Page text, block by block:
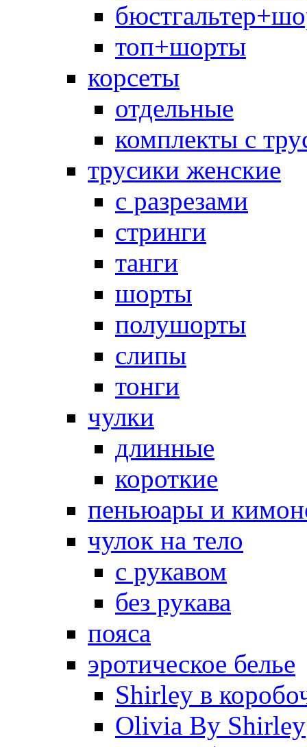
топ+шорты
корсеты
отдельные
комплекты с
трусики женские
с разрезами
стринги
танги
шорты
полушорты
слипы
тонги
чулки
длинные
короткие
пеньюары и
чулок на тело
с рукавом
без рукава
пояса
эротическое белье
Shirley в
Olivia By Shirley